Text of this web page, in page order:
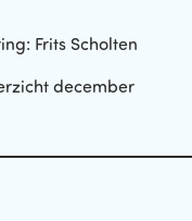
Frits Scholten
december